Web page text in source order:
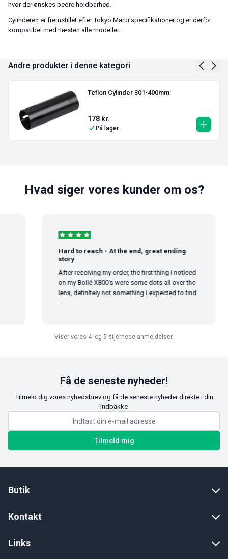
hvor der ønskes bedre holdbarhed.
Cylinderen er fremstillet efter Tokyo Marui specifikationer og er derfor
kompatibel med næsten alle modeller.
Andre produkter i denne kategori
Teflon Cylinder 301-400mm
178 kr.
På lager
Hvad siger vores kunder om os?
Hard to reach - At the end, great ending
story
After receiving my order, the first thing I noticed
on my Bollé X800's were some dots all over the
lens, definitely not something I expected to find
Viser vores 4- og 5-stjernede anmeldelser.
Få de seneste nyheder!
Tilmeld dig vores nyhedsbrev og få de seneste nyheder direkte i din
indbakke
Tilmeld mig
Butik
Kontakt
Links